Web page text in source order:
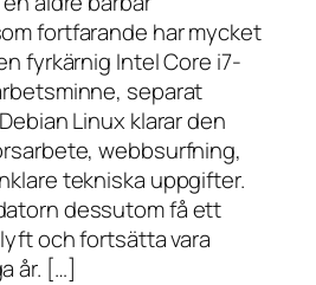
fortfarande har mycket
fyrkärnig Intel Core i7-
separat
Linux klarar den
webbsurfning,
tekniska uppgifter.
dessutom få ett
och fortsätta vara
år. […]